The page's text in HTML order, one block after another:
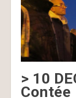
> 10
Contée